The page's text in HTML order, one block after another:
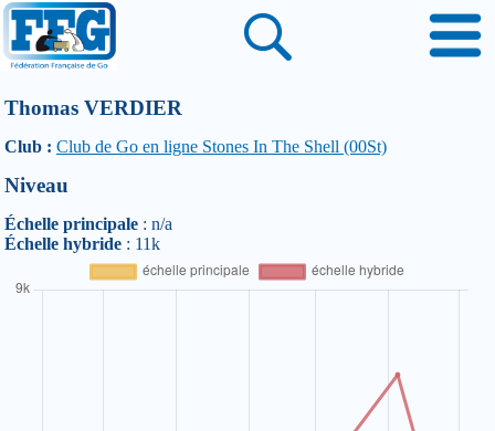
Thomas VERDIER
Club : Club de Go en ligne Stones In The Shell (00St)
Niveau
Échelle principale : n/a
Échelle hybride : 11k